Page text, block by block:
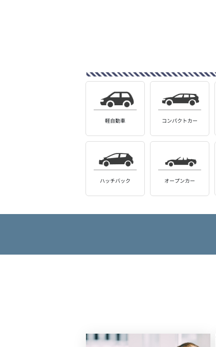
軽自動車 コンパクトカー
ハッチバック オープンカー